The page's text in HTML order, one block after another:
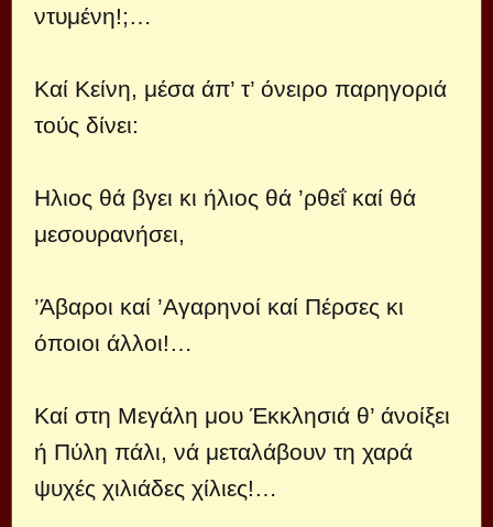
ντυμένη!;…
Καί Κείνη, μέσα άπ’ τ’ όνειρο παρηγοριά
τούς δίνει:
Ηλιος θά βγει κι ήλιος θά ’ρθεΐ καί θά
μεσουρανήσει,
’Άβαροι καί ’Αγαρηνοί καί Πέρσες κι
όποιοι άλλοι!…
Καί στη Μεγάλη μου Έκκλησιά θ’ άνοίξει
ή Πύλη πάλι, νά μεταλάβουν τη χαρά
ψυχές χιλιάδες χίλιες!…